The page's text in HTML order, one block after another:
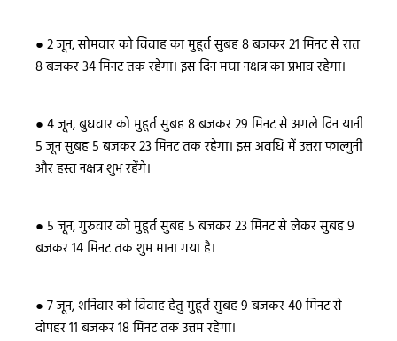
● 2 जून, सोमवार को विवाह का मुहूर्त सुबह 8 बजकर 21 मिनट से रात
8 बजकर 34 मिनट तक रहेगा। इस दिन मघा नक्षत्र का प्रभाव रहेगा।
● 4 जून, बुधवार को मुहूर्त सुबह 8 बजकर 29 मिनट से अगले दिन यानी
5 जून सुबह 5 बजकर 23 मिनट तक रहेगा। इस अवधि में उत्तरा फाल्गुनी
और हस्त नक्षत्र शुभ रहेंगे।
● 5 जून, गुरुवार को मुहूर्त सुबह 5 बजकर 23 मिनट से लेकर सुबह 9
बजकर 14 मिनट तक शुभ माना गया है।
● 7 जून, शनिवार को विवाह हेतु मुहूर्त सुबह 9 बजकर 40 मिनट से
दोपहर 11 बजकर 18 मिनट तक उत्तम रहेगा।